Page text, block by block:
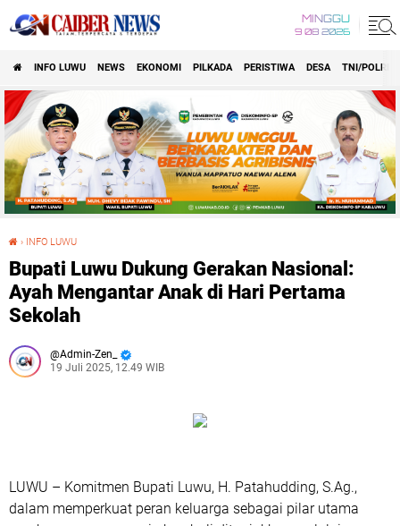
MINGGU
9 08 2026
INFO LUWU NEWS EKONOMI PILKADA PERISTIWA DESA TNI/POLRI
› INFO LUWU
Bupati Luwu Dukung Gerakan Nasional:
Ayah Mengantar Anak di Hari Pertama
Sekolah
Admin-Zen_
19 Juli 2025, 12.49 WIB
LUWU – Komitmen Bupati Luwu, H. Patahudding, S.Ag.,
dalam memperkuat peran keluarga sebagai pilar utama